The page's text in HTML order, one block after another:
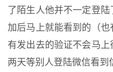
了陌生人他并不一定登
加后马上就能看到的（
有发出去的验证不会马上
两天等别人登陆微信看到